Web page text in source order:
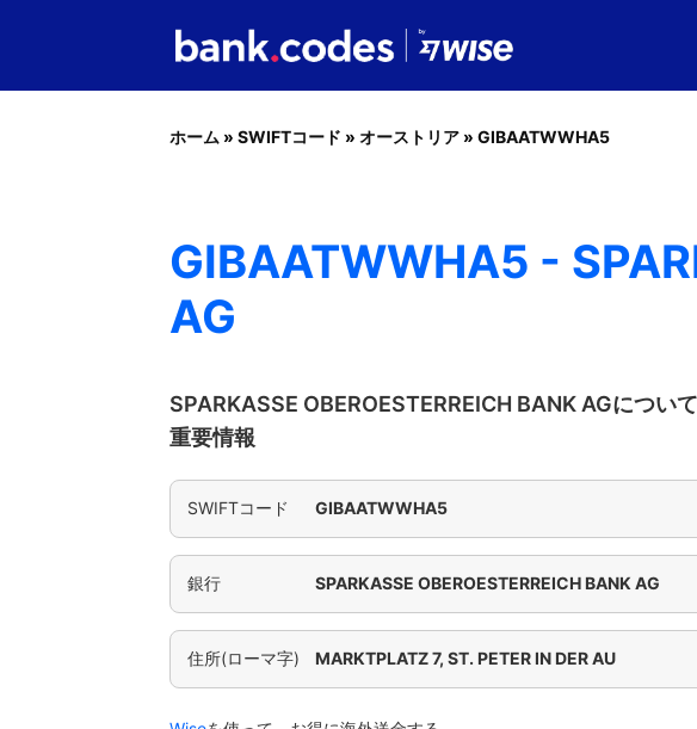
ホーム » SWIFTコード » オーストリア » GIBAATWWHA5
GIBAATWWHA5 -
AG
SPARKASSE OBEROESTERREICH BANK AGについ
重要情報
SWIFTコード GIBAATWWHA5
銀行 SPARKASSE OBEROESTERREICH BANK AG
住所(ローマ字) MARKTPLATZ 7, ST. PETER IN DER AU